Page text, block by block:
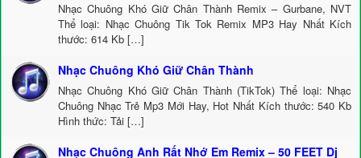
Nhạc Chuông Khó Giữ Chân Thành Remix – Gurbane, NVT
Thể loại: Nhạc Chuông Tik Tok Remix MP3 Hay Nhất Kích
thước: 614 Kb […]
Nhạc Chuông Khó Giữ Chân Thành
Nhạc Chuông Khó Giữ Chân Thành (TikTok) Thể loại: Nhạc
Chuông Nhạc Trẻ Mp3 Mới Hay, Hot Nhất Kích thước: 540 Kb
Hình thức: Tải […]
Nhạc Chuông Anh Rất Nhớ Em Remix – 50 FEET Dj